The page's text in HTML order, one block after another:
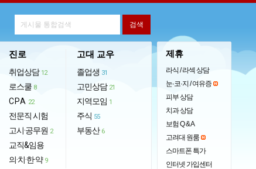
진로
취업상담 12
로스쿨 8
CPA 22
전문직 시험
고시·공무원 2
교직&임용
의·치·한·약 9
고대 교우
졸업생 31
고민상담 21
지역모임 1
주식 55
부동산 6
제휴
라식 / 라섹 상담
눈·코·지 / 여유증
피부 상담
치과 상담
보험 Q & A
고려대 원룸
스마트폰 특가
인터넷 가입센터